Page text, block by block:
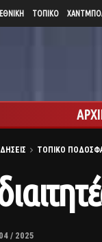
ΕΘΝΙΚΗ ΤΟΠΙΚΟ
ΤΟΠΙΚΟ
/ 2025